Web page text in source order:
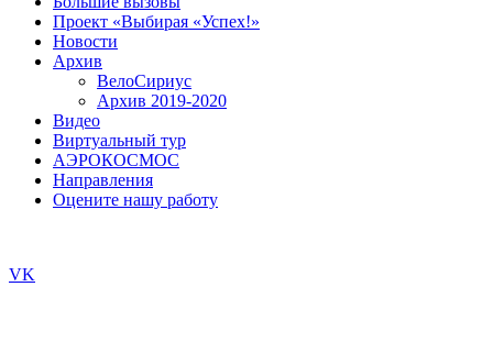
Проект «Выбирая «Успех!»
Новости
Архив
ВелоСириус
Архив 2019-2020
Видео
Виртуальный тур
АЭРОКОСМОС
Направления
Оцените нашу работу
VK